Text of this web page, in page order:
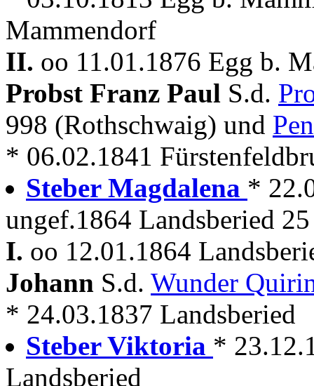
Mammendorf
II. oo 11.01.1876 Egg b.
Probst Franz Paul S.d.
998 (Rothschwaig) und
* 06.02.1841
Steber Magdalena *
ungef.1864 Landsberied
I. oo 12.01.1864
Johann S.d. Wunder
* 24.03.1837 Landsberied
Steber Viktoria *
Landsberied